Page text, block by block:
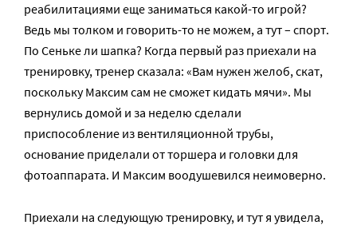
реабилитациями еще заниматься какой-то игрой?
Ведь мы толком и говорить-то не можем, а тут – спорт.
По Сеньке ли шапка? Когда первый раз приехали на
тренировку, тренер сказала: «Вам нужен желоб, скат,
поскольку Максим сам не сможет кидать мячи». Мы
вернулись домой и за неделю сделали
приспособление из вентиляционной трубы,
основание приделали от торшера и головки для
фотоаппарата. И Максим воодушевился неимоверно.
Приехали на следующую тренировку, и тут я увидела,